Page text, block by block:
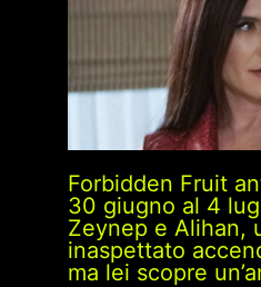
Forbidden Fruit
30 giugno al 4
Zeynep e Alihan,
inaspettato
ma lei scopre